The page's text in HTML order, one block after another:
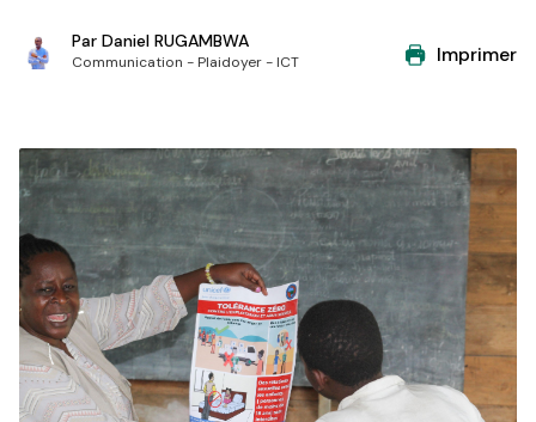
Par Daniel RUGAMBWA
Communication - Plaidoyer - ICT Imprimer